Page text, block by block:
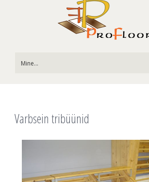
Mine...
Varbsein tribüünid